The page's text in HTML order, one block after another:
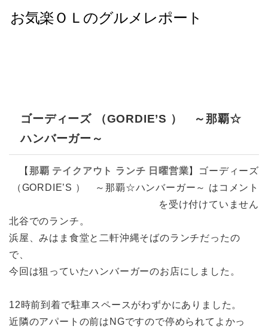
ゴーディーズ （GORDIE’S ） ～那覇☆
ハンバーガー～
【 那覇 テイクアウト ランチ 日曜営業】
ゴーディーズ
（GORDIE’S ） ～那覇☆ハンバーガー～ は コメント
を受け付けていません
北谷でのランチ。
浜屋、みはま食堂と二軒沖縄そばのランチだったの
で、
今回は狙っていたハンバーガーのお店にしました。
12時前到着で駐車スペースがわずかにありました。
近隣のアパートの前はNGですので停められてよかっ